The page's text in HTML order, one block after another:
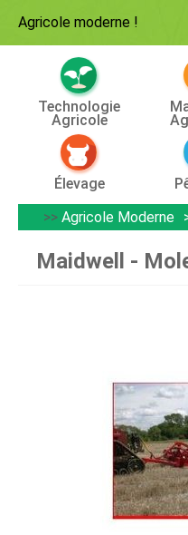
Agricole moderne !
Technologie
Agricole
Élevage
>> Agricole Moderne
Maidwell -